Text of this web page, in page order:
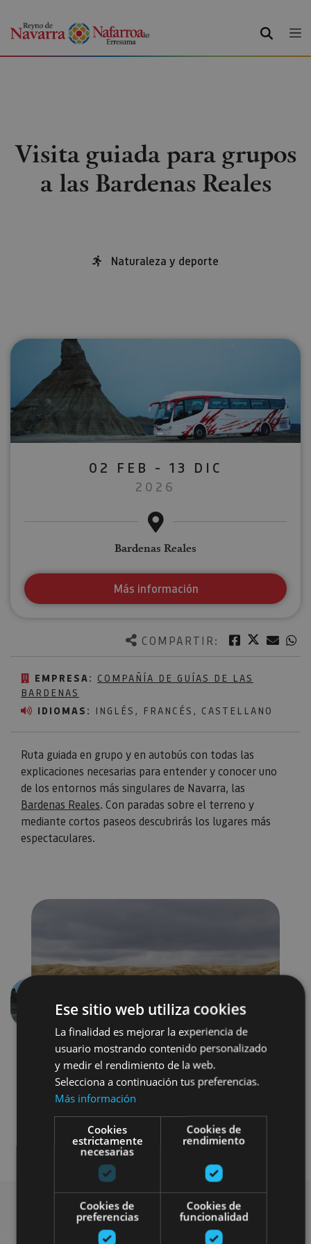
BUSCAR
Visita guiada para grupos
a las Bardenas Reales
Naturaleza y deporte
COMPARTIR: Facebook
Twitter
EMPRESA: COMPAÑÍA DE GUÍAS DE LAS
BARDENAS
IDIOMAS: INGLÉS, FRANCÉS, CASTELLANO
Ruta guiada en grupo y en autobús con todas las
explicaciones necesarias para entender y conocer uno
de los entornos más singulares de Navarra, las
Bardenas Reales. Con paradas sobre el terreno y
mediante cortos paseos descubrirás los lugares más
espectaculares.
02 FEB - 13 DIC
2026
Bardenas Reales
Más información
Anterior
Visitas guiadas Otros
Ese sitio web utiliza cookies
La finalidad es mejorar la experiencia de
usuario mostrando contenido personalizado
y medir el rendimiento de la web.
Selecciona a continuación tus preferencias.
Más información
Cookies
estrictamente
necesarias
Cookies de
rendimiento
Cookies de
preferencias
Cookies de
funcionalidad